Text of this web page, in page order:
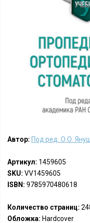
Автор: Под ред. О.О.
Артикул: 1459605
SKU: VV1459605
ISBN: 9785970480618
Количество страниц:
Обложка: Hardcover